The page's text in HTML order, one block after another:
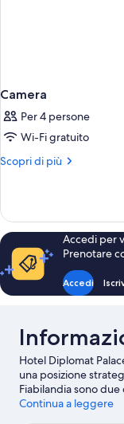
Camera
Per 4 persone
Wi-Fi gratuito
Scopri di più
Altri
Accedi per
Prenotare
Accedi
Hotel Diplomat
una posizione
Fiabilandia sono
po' di sano
Continua a leggere